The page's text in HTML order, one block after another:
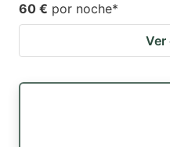
60 € por noche*
Ver